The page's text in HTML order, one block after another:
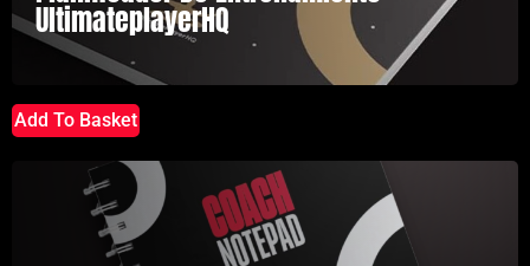
UltimateplayerHQ
Add To Basket